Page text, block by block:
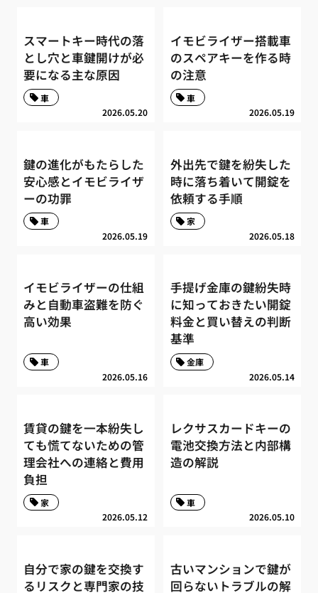
スマートキー時代の落
とし穴と車鍵開けが必
要になる主な原因
2026.05.20
車
イモビライザー搭載車
のスペアキーを作る時
の注意
2026.05.19
車
鍵の進化がもたらした
安心感とイモビライザ
ーの功罪
2026.05.19
車
外出先で鍵を紛失した
時に落ち着いて開錠を
依頼する手順
2026.05.18
家
イモビライザーの仕組
みと自動車盗難を防ぐ
高い効果
2026.05.16
車
手提げ金庫の鍵紛失時
に知っておきたい開錠
料金と買い替えの判断
基準
2026.05.14
金庫
賃貸の鍵を一本紛失し
ても慌てないための管
理会社への連絡と費用
負担
2026.05.12
家
レクサスカードキーの
電池交換方法と内部構
造の解説
2026.05.10
車
自分で家の鍵を交換す
るリスクと専門家の技
古いマンションで鍵が
回らないトラブルの解